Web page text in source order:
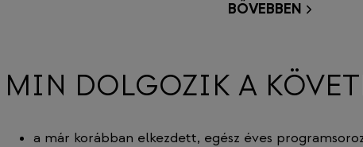
BŐVEBBEN
MIN DOLGOZIK A
a már korábban elkezdett, egész éves